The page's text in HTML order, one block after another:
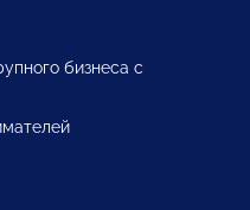
бизнеса с